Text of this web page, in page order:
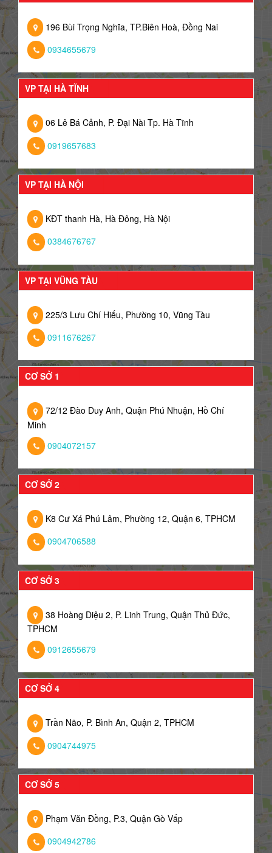
196 Bùi Trọng Nghĩa, TP.Biên Hoà, Đồng Nai
0934655679
VP TẠI HÀ TĨNH
06 Lê Bá Cảnh, P. Đại Nài Tp. Hà Tĩnh
0919657683
VP TẠI HÀ NỘI
KĐT thanh Hà, Hà Đông, Hà Nội
0384676767
VP TẠI VŨNG TÀU
225/3 Lưu Chí Hiếu, Phường 10, Vũng Tàu
0911676267
CƠ SỞ 1
72/12 Đào Duy Anh, Quận Phú Nhuận, Hồ Chí
Minh
0904072157
CƠ SỞ 2
K8 Cư Xá Phú Lâm, Phường 12, Quận 6, TPHCM
0904706588
CƠ SỞ 3
38 Hoàng Diệu 2, P. Linh Trung, Quận Thủ Đức,
TPHCM
0912655679
CƠ SỞ 4
Trần Não, P. Bình An, Quận 2, TPHCM
0904744975
CƠ SỞ 5
Phạm Văn Đồng, P.3, Quận Gò Vấp
0904942786